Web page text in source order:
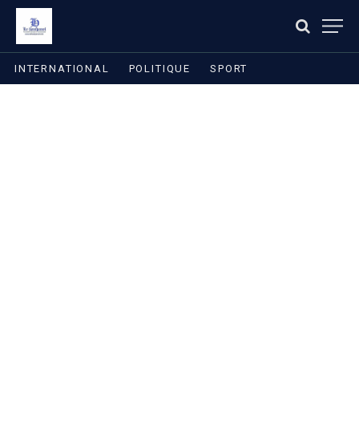
INTERNATIONAL POLITIQUE SPORT